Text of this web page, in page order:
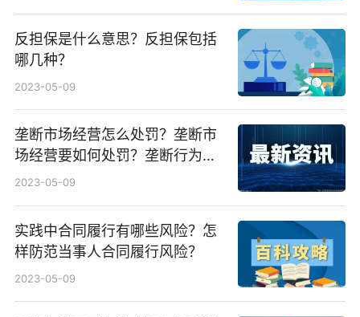
反担保是什么意思？反担保包括
哪几种？
2023-05-09
垄断市场经营怎么处罚？垄断市
场经营要如何处罚？垄断行为的
豁免情形有哪些？
2023-05-09
实践中合同履行有哪些风险？怎
样防范当事人合同履行风险？
2023-05-09